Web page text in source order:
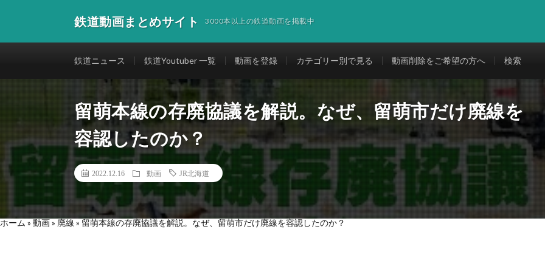
鉄道動画まとめサイト 3000本以上の鉄道動画を掲載中
鉄道ニュース 鉄道Youtuber 一覧 動画を登録 カテゴリー別で見る 動画削除をご希望の方へ 検索
留萌本線の存廃協議を解説。なぜ、留萌市だけ廃線を
容認したのか？
2022.12.16 動画 JR北海道
ホーム » 動画» 廃線 » 留萌本線の存廃協議を解説。なぜ、留萌市だけ廃線を容認したのか？